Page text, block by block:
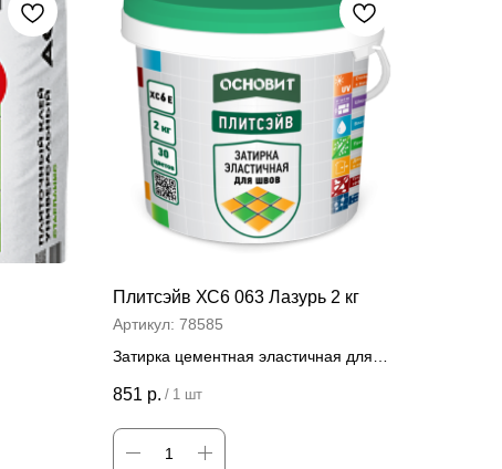
Плитсэйв ХС6 063 Лазурь 2 кг
Артикул: 78585
Затирка цементная эластичная для
Цена за штуку
851 р. / 1 шт